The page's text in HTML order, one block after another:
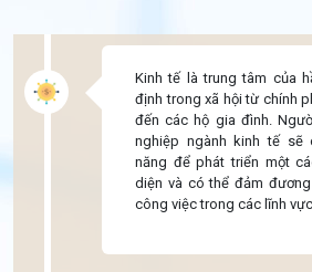
Kinh tế là trung tâm của
định trong xã hội từ chính
đến các hộ gia đình.
nghiệp ngành kinh tế sẽ
năng để phát triển một
diện và có thể đảm
công việc trong các lĩnh